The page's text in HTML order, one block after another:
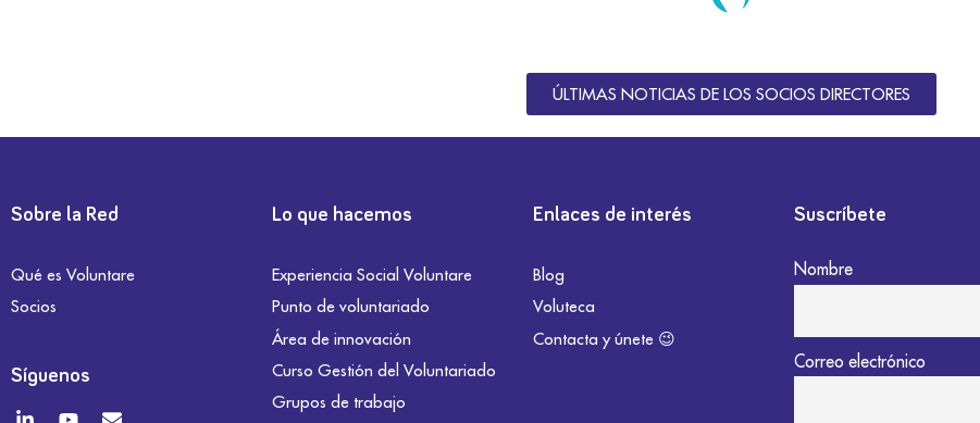
ÚLTIMAS NOTICIAS DE LOS SOCIOS DIRECTORES
Sobre la Red
Qué es Voluntare
Socios
Síguenos
Lo que hacemos
Experiencia Social Voluntare
Punto de voluntariado
Área de innovación
Curso Gestión del Voluntariado
Grupos de trabajo
Enlaces de interés
Blog
Voluteca
Contacta y únete 😉
Suscríbete
Nombre
Correo electrónico